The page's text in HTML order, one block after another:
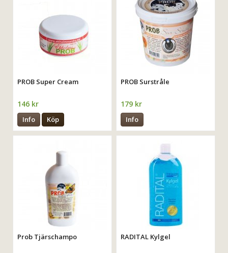
PROB Super Cream
146 kr
Info Köp
PROB Surstråle
179 kr
Info
Prob Tjärschampo RADITAL Kylgel